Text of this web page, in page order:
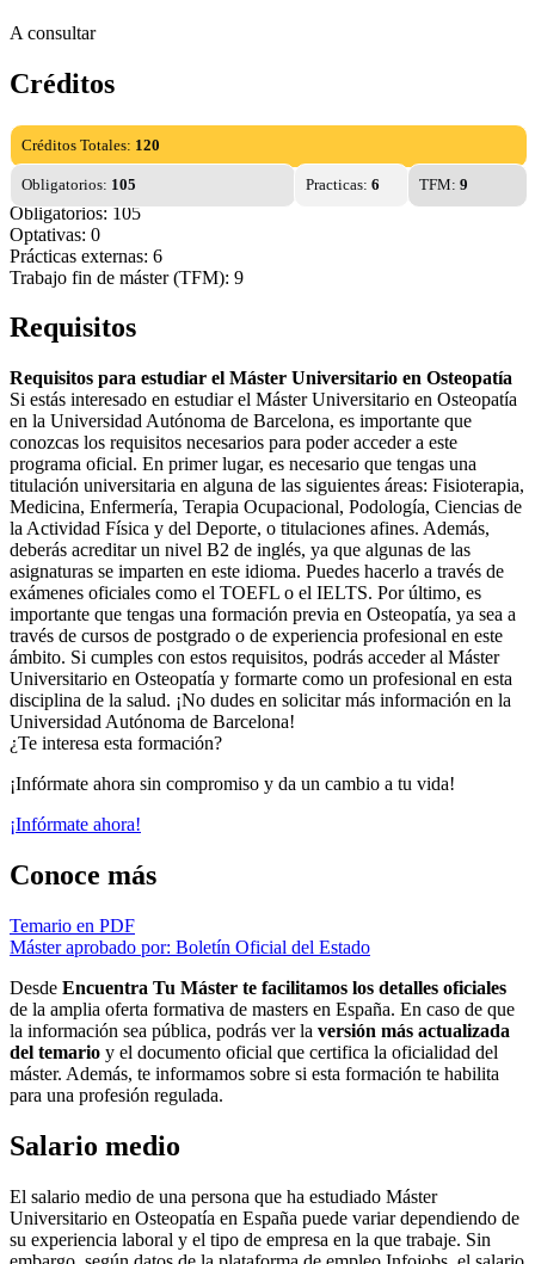
A consultar
Créditos
Créditos Totales: 120
Obligatorios: 105 Practicas: 6 TFM: 9
Obligatorios: 105
Optativas: 0
Prácticas externas: 6
Trabajo fin de máster (TFM): 9
Requisitos
Requisitos para estudiar el Máster Universitario en Osteopatía
Si estás interesado en estudiar el Máster Universitario en Osteopatía
en la Universidad Autónoma de Barcelona, es importante que
conozcas los requisitos necesarios para poder acceder a este
programa oficial. En primer lugar, es necesario que tengas una
titulación universitaria en alguna de las siguientes áreas: Fisioterapia,
Medicina, Enfermería, Terapia Ocupacional, Podología, Ciencias de
la Actividad Física y del Deporte, o titulaciones afines. Además,
deberás acreditar un nivel B2 de inglés, ya que algunas de las
asignaturas se imparten en este idioma. Puedes hacerlo a través de
exámenes oficiales como el TOEFL o el IELTS. Por último, es
importante que tengas una formación previa en Osteopatía, ya sea a
través de cursos de postgrado o de experiencia profesional en este
ámbito. Si cumples con estos requisitos, podrás acceder al Máster
Universitario en Osteopatía y formarte como un profesional en esta
disciplina de la salud. ¡No dudes en solicitar más información en la
Universidad Autónoma de Barcelona!
¿Te interesa esta formación?
¡Infórmate ahora sin compromiso y da un cambio a tu vida!
¡Infórmate ahora!
Conoce más
Temario en PDF
Máster aprobado por: Boletín Oficial del Estado
Desde Encuentra Tu Máster te facilitamos los detalles oficiales
de la amplia oferta formativa de masters en España. En caso de que
la información sea pública, podrás ver la versión más actualizada
del temario y el documento oficial que certifica la oficialidad del
máster. Además, te informamos sobre si esta formación te habilita
para una profesión regulada.
Salario medio
El salario medio de una persona que ha estudiado Máster
Universitario en Osteopatía en España puede variar dependiendo de
su experiencia laboral y el tipo de empresa en la que trabaje. Sin